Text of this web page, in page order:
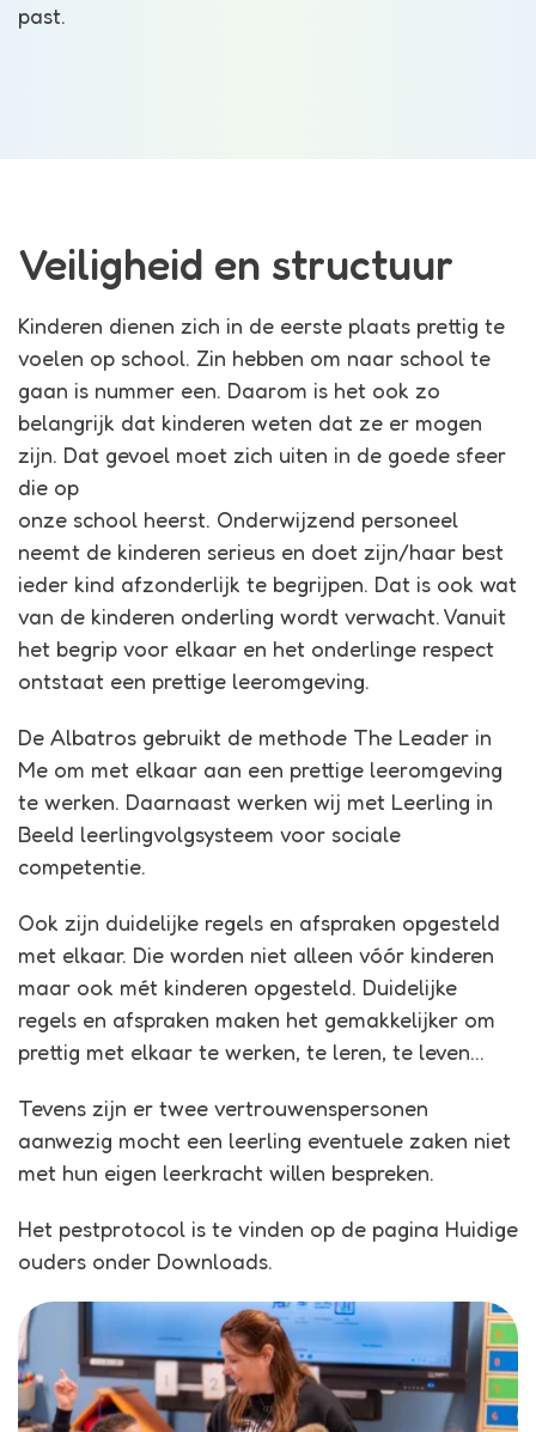
past.
Veiligheid en structuur
Kinderen dienen zich in de eerste plaats prettig te
voelen op school. Zin hebben om naar school te
gaan is nummer een. Daarom is het ook zo
belangrijk dat kinderen weten dat ze er mogen
zijn. Dat gevoel moet zich uiten in de goede sfeer
die op
onze school heerst. Onderwijzend personeel
neemt de kinderen serieus en doet zijn/haar best
ieder kind afzonderlijk te begrijpen. Dat is ook wat
van de kinderen onderling wordt verwacht. Vanuit
het begrip voor elkaar en het onderlinge respect
ontstaat een prettige leeromgeving.
De Albatros gebruikt de methode The Leader in
Me om met elkaar aan een prettige leeromgeving
te werken. Daarnaast werken wij met Leerling in
Beeld leerlingvolgsysteem voor sociale
competentie.
Ook zijn duidelijke regels en afspraken opgesteld
met elkaar. Die worden niet alleen vóór kinderen
maar ook mét kinderen opgesteld. Duidelijke
regels en afspraken maken het gemakkelijker om
prettig met elkaar te werken, te leren, te leven…
Tevens zijn er twee vertrouwenspersonen
aanwezig mocht een leerling eventuele zaken niet
met hun eigen leerkracht willen bespreken.
Het pestprotocol is te vinden op de pagina Huidige
ouders onder Downloads.